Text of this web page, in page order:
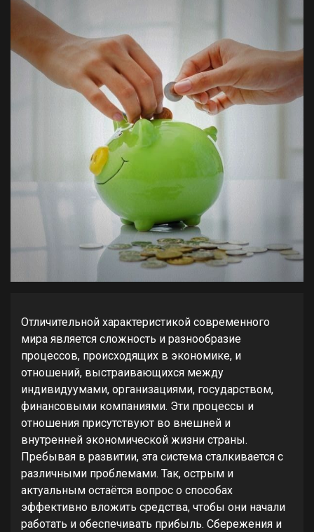
Отличительной характеристикой современного
мира является сложность и разнообразие
процессов, происходящих в экономике, и
отношений, выстраивающихся между
индивидуумами, организациями, государством,
финансовыми компаниями. Эти процессы и
отношения присутствуют во внешней и
внутренней экономической жизни страны.
Пребывая в развитии, эта система сталкивается с
различными проблемами. Так, острым и
актуальным остаётся вопрос о способах
эффективно вложить средства, чтобы они начали
работать и обеспечивать прибыль. Сбережения и